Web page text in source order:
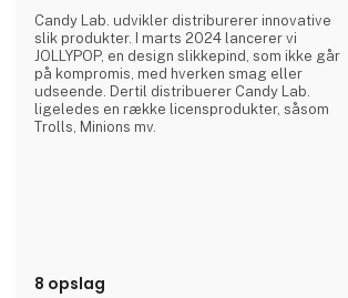
Candy Lab. udvikler distriburerer innovative
slik produkter. I marts 2024 lancerer vi
JOLLYPOP, en design slikkepind, som ikke går
på kompromis, med hverken smag eller
udseende. Dertil distribuerer Candy Lab.
ligeledes en række licensprodukter, såsom
Trolls, Minions mv.
8 opslag